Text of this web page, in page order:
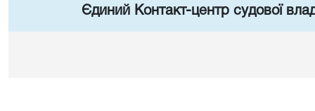
Єдиний Контакт-центр судової